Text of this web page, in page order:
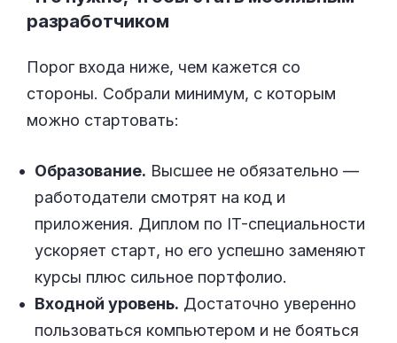
разработчиком
Порог входа ниже, чем кажется со
стороны. Собрали минимум, с которым
можно стартовать:
Образование. Высшее не обязательно —
работодатели смотрят на код и
приложения. Диплом по IT-специальности
ускоряет старт, но его успешно заменяют
курсы плюс сильное портфолио.
Входной уровень. Достаточно уверенно
пользоваться компьютером и не бояться